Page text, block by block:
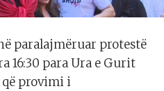
paralajmëruar protestë
16:30 para Ura e Gurit
që provimi i